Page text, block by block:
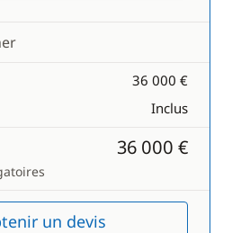
36 000 €
Inclus
36 000 €
un devis